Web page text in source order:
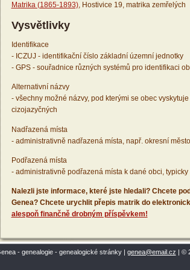
Matrika (1865-1893), Hostivice 19, matrika zemřelých
Vysvětlivky
Identifikace
- ICZUJ - identifikační číslo základní územní jednotky
- GPS - souřadnice různých systémů pro identifikaci
Alternativní názvy
- všechny možné názvy, pod kterými se obec
cizojazyčných
Nadřazená místa
- administrativně nadřazená místa, např. okresní město
Podřazená místa
- administrativně podřazená místa k dané obci,
Nalezli jste informace, které jste hledali? Chcete
Genea? Chcete urychlit přepis matrik do
alespoň finančně drobným příspěvkem!
- genealogie - genealogické stránky | genea@email.cz | ©